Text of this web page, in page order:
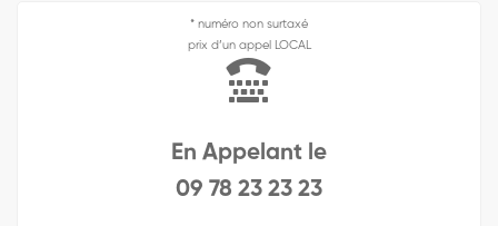
* numéro non surtaxé
prix d’un appel LOCAL
En Appelant le
09 78 23 23 23